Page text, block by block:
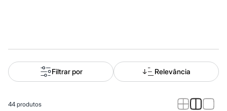
Novidades
Roupas
Blusas e Camisetas
Básicos
Jeans
Filtrar por Relevância
44 produtos